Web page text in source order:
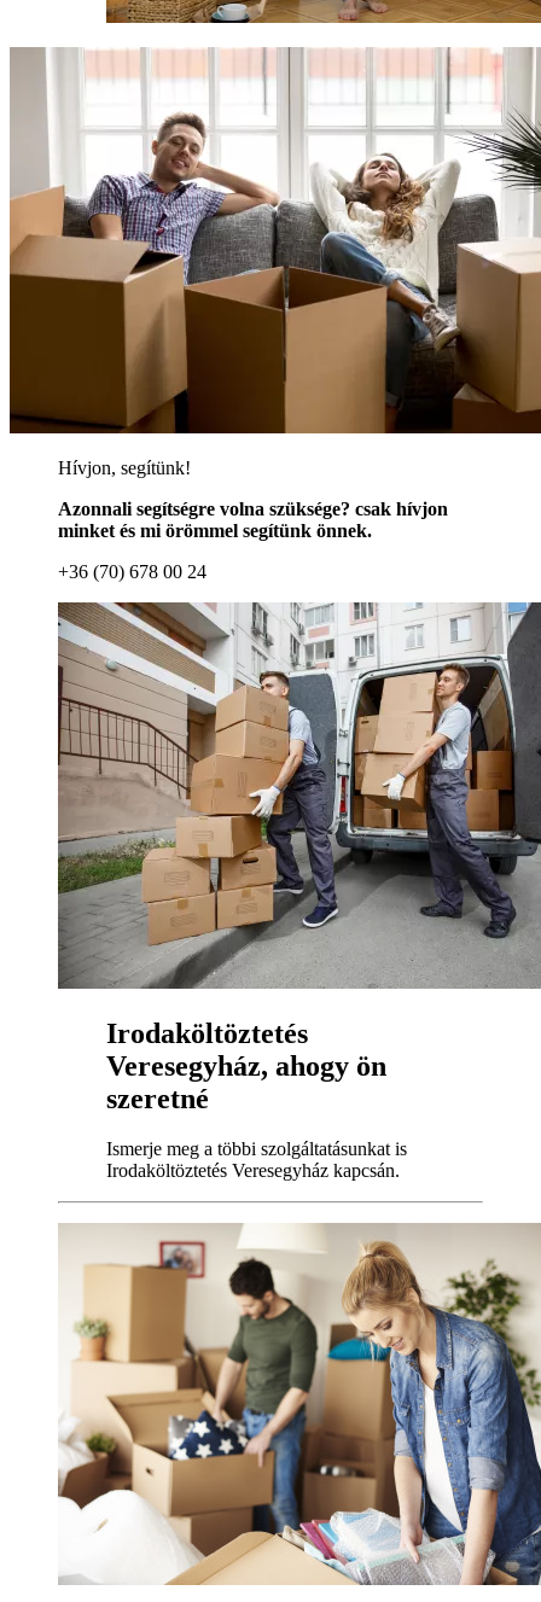
Hívjon, segítünk!
Azonnali segítségre volna szüksége? csak hívjon
minket és mi örömmel segítünk önnek.
+36 (70) 678 00 24
Irodaköltöztetés
Veresegyház, ahogy ön
szeretné
Ismerje meg a többi szolgáltatásunkat is
Irodaköltöztetés Veresegyház kapcsán.